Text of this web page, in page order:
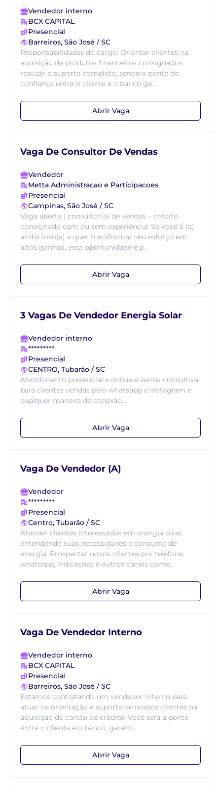
Vendedor interno
BCX CAPITAL
Presencial
Barreiros, São José / SC
Responsabilidades do cargo: Orientar clientes na
aquisição de produtos financeiros consignados
realizar o suporte completo, sendo a ponte de
confiança entre o cliente e o banco ge...
Abrir Vaga
Vaga De Consultor De Vendas
Vendedor
Metta Administracao e Participacoes
Presencial
Campinas, São José / SC
Vaga aberta | consultor(a) de vendas – crédito
consignado com ou sem experiência! Se você é (a),
ambicioso(a) e quer transformar seu esforço em
altos ganhos, essa oportunidade é p...
Abrir Vaga
3 Vagas De Vendedor Energia Solar
Vendedor interno
*********
Presencial
CENTRO, Tubarão / SC
Atendimento presencial e online e venda consultiva
para clientes vendas pelo whatsapp e instagram e
qualquer maneira de conexão...
Abrir Vaga
Vaga De Vendedor (A)
Vendedor
*********
Presencial
Centro, Tubarão / SC
Atender clientes interessados em energia solar,
entendendo suas necessidades e consumo de
energia. Prospectar novos clientes por telefone,
whatsapp, indicações e outros canais come...
Abrir Vaga
Vaga De Vendedor Interno
Vendedor interno
BCX CAPITAL
Presencial
Barreiros, São José / SC
Estamos contratando um vendedor interno para
atuar na orientação e suporte de nossos clientes na
aquisição de cartão de crédito. Você será a ponte
entre o cliente e o banco, garant...
Abrir Vaga